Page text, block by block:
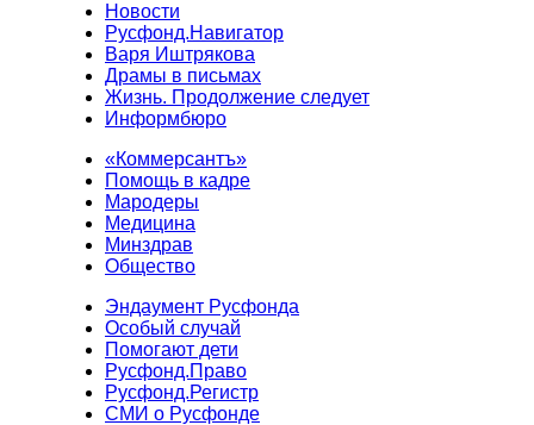
Новости
Русфонд.Навигатор
Варя Иштрякова
Драмы в письмах
Жизнь. Продолжение следует
Информбюро
«Коммерсантъ»
Помощь в кадре
Мародеры
Медицина
Минздрав
Общество
Эндаумент Русфонда
Особый случай
Помогают дети
Русфонд.Право
Русфонд.Регистр
СМИ о Русфонде